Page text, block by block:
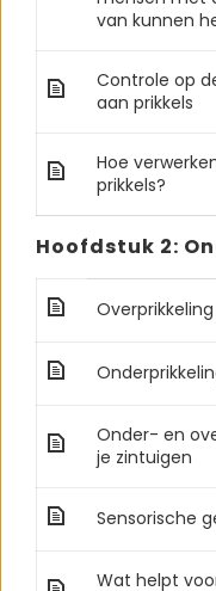
van kunnen
Controle op
aan prikkels
Hoe
prikkels?
Hoofdstuk 2:
Overprikkeling
Onder- en
je zintuigen
Sensorische
Wat helpt